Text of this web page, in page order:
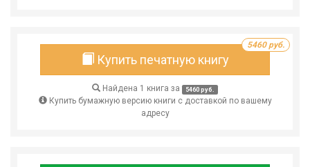
Купить печатную книгу
5460 руб.
Найдена 1 книга за 5460 руб.
Купить бумажную версию книги с доставкой по вашему
адресу